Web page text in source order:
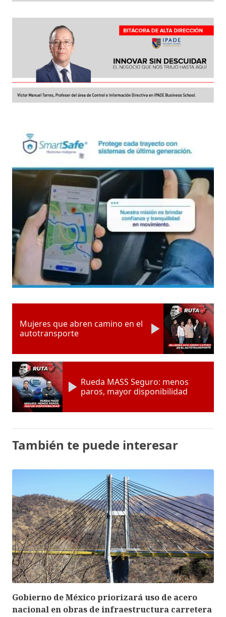
Mujeres que abren camino en el
autotransporte
Rueda MASS Seguro: menos
paros, mayor disponibilidad
También te puede interesar
Gobierno de México priorizará uso de acero
nacional en obras de infraestructura carretera